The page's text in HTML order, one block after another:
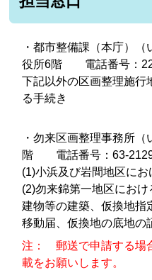
・都市整備課（本庁）
役所6階 電話番号：
下記以外の区画整理施行
る手続き
・勿来区画整理事務所
階 電話番号：63-
(1)小浜及び岩間地区に
(2)勿来錦第一地区におけ
建物等の建築、仮換地指
移動届、仮換地の底地の
注： 郵送で申請する場
載をお願いします。